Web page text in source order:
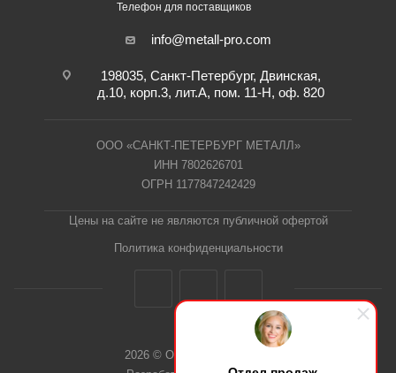
Телефон для поставщиков
info@metall-pro.com
198035, Санкт-Петербург, Двинская,
д.10, корп.3, лит.А, пом. 11-Н, оф. 820
ООО «САНКТ-ПЕТЕРБУРГ МЕТАЛЛ»
ИНН 7802626701
ОГРН 1177847242429
Цены на сайте не являются публичной офертой
Политика конфиденциальности
2026 © ООО "СПб Металл"